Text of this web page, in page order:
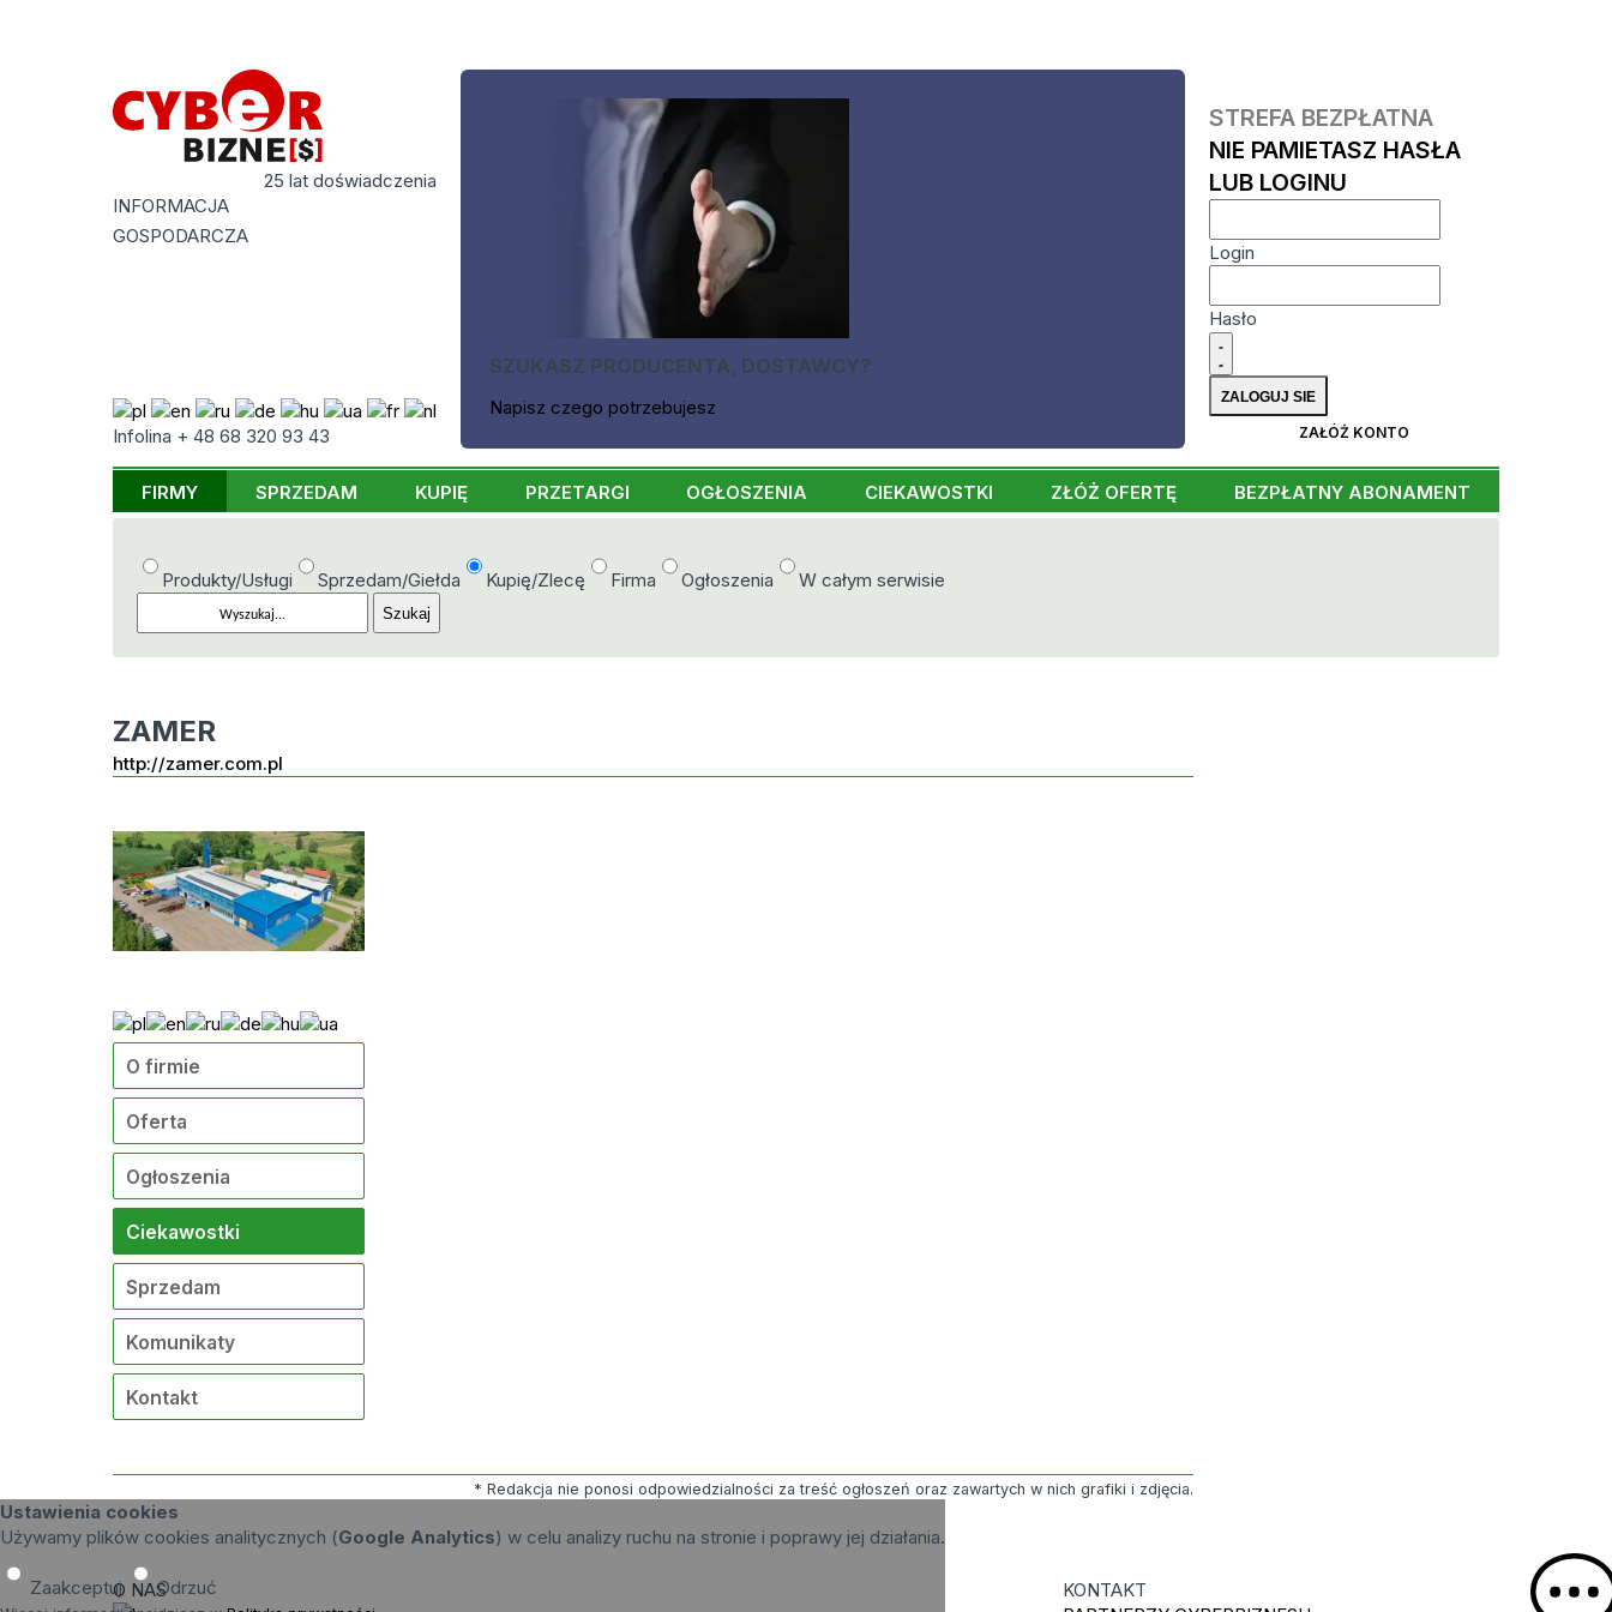
25 lat doświadczenia
INFORMACJA
GOSPODARCZA
Infolina + 48 68 320 93 43
SZUKASZ PRODUCENTA, DOSTAWCY?
Napisz czego potrzebujesz
STREFA BEZPŁATNA
NIE PAMIETASZ HASŁA
LUB LOGINU
Login
Hasło
ZAŁÓŻ KONTO
FIRMY SPRZEDAM KUPIĘ PRZETARGI OGŁOSZENIA CIEKAWOSTKI ZŁÓŻ OFERTĘ BEZPŁATNY ABONAMENT
Produkty/Usługi Sprzedam/Giełda Kupię/Zlecę Firma Ogłoszenia W całym serwisie
ZAMER
http://zamer.com.pl
O firmie
Oferta
Ogłoszenia
Ciekawostki
Sprzedam
Komunikaty
Kontakt
* Redakcja nie ponosi odpowiedzialności za treść ogłoszeń oraz zawartych w nich grafiki i zdjęcia.
Ustawienia cookies
Używamy plików cookies analitycznych (Google Analytics) w celu analizy ruchu na stronie i poprawy jej działania.
Zaakceptuj Odrzuć
O NAS
KONTAKT